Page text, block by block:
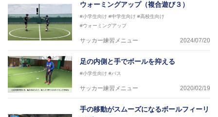
ウォーミングアップ（複合遊び３）
#小学生向け #中学生向け #高校生向け
#ウォーミングアップ
サッカー練習メニュー 2024/07/20
足の内側と手でボールを抑える
#小学生向け #パス
サッカー練習メニュー 2020/02/19
手の移動がスムーズになるボールフィーリ